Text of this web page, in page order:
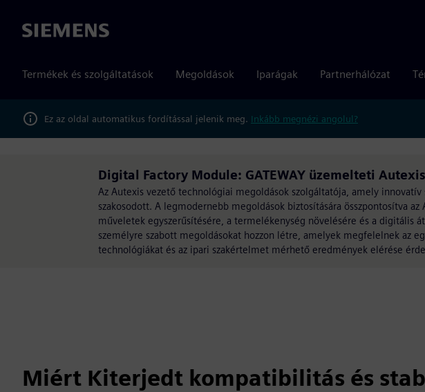
Siemens
Termékek és szolgáltatások Megoldások Iparágak Partnerhálózat
Ez az oldal automatikus fordítással jelenik meg. Inkább megnézi angolul?
Digital Factory Module: GATEWAY üzemelteti
Az Autexis vezető technológiai megoldások szolgáltatója, amely
szakosodott. A legmodernebb megoldások biztosítására összpontosítva
műveletek egyszerűsítésére, a termelékenység növelésére és a digitális
személyre szabott megoldásokat hozzon létre, amelyek megfelelnek az
technológiákat és az ipari szakértelmet mérhető eredmények elérése
Miért Kiterjedt kompatibilitás és